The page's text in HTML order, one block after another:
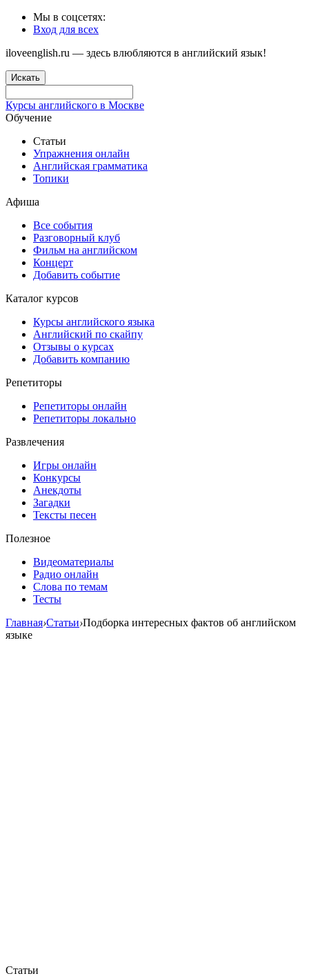
Мы в соцсетях:
Вход для всех
iloveenglish.ru — здесь влюбляются в английский язык!
Искать
Курсы английского в Москве
Обучение
Статьи
Упражнения онлайн
Английская грамматика
Топики
Афиша
Все события
Разговорный клуб
Фильм на английском
Концерт
Добавить событие
Каталог курсов
Курсы английского языка
Английский по скайпу
Отзывы о курсах
Добавить компанию
Репетиторы
Репетиторы онлайн
Репетиторы локально
Развлечения
Игры онлайн
Конкурсы
Анекдоты
Загадки
Тексты песен
Полезное
Видеоматериалы
Радио онлайн
Слова по темам
Тесты
Главная›Статьи›Подборка интересных фактов об английском
языке
Статьи